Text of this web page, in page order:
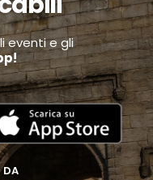
eventi e gli
DA